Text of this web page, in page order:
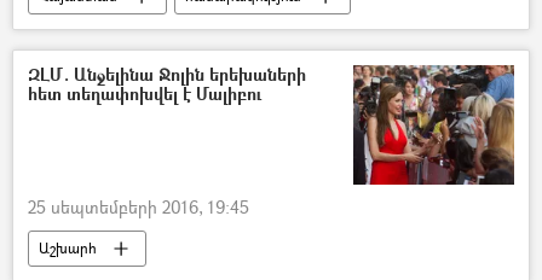
մշակույթ
ԶԼՄ. Անջելինա Ջոլին երեխաների
հետ տեղափոխվել է Մալիբու
25 սեպտեմբերի 2016, 19:45
Աշխարհ